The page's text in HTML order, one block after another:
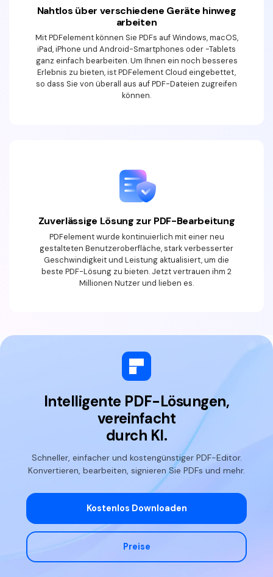
Nahtlos über verschiedene Geräte hinweg
arbeiten
Mit PDFelement können Sie PDFs auf Windows, macOS,
iPad, iPhone und Android-Smartphones oder -Tablets
ganz einfach bearbeiten. Um Ihnen ein noch besseres
Erlebnis zu bieten, ist PDFelement Cloud eingebettet,
so dass Sie von überall aus auf PDF-Dateien zugreifen
können.
Zuverlässige Lösung zur PDF-Bearbeitung
PDFelement wurde kontinuierlich mit einer neu
gestalteten Benutzeroberfläche, stark verbesserter
Geschwindigkeit und Leistung aktualisiert, um die
beste PDF-Lösung zu bieten. Jetzt vertrauen ihm 2
Millionen Nutzer und lieben es.
Intelligente PDF-Lösungen,
vereinfacht
durch KI.
Schneller, einfacher und kostengünstiger PDF-Editor.
Konvertieren, bearbeiten, signieren Sie PDFs und mehr.
Kostenlos Downloaden
Preise